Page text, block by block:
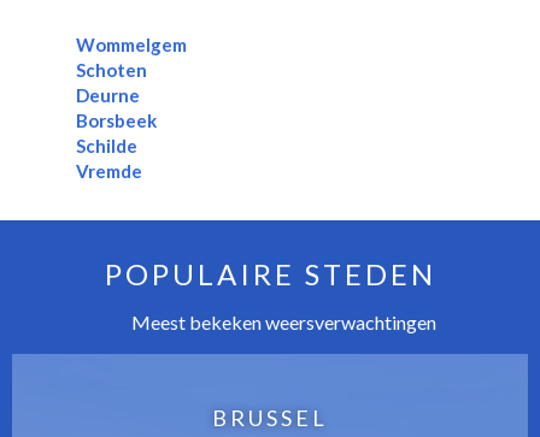
Wommelgem
Schoten
Deurne
Borsbeek
Schilde
Vremde
POPULAIRE STEDEN
Meest bekeken weersverwachtingen
BRUSSEL